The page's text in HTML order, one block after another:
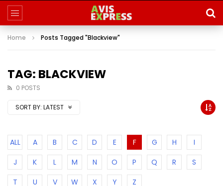
Home Posts Tagged "Blackview"
TAG: BLACKVIEW
0 POSTS
SORT BY: LATEST
ALL A B C D E F G H
I
J
K L M N O P Q R
S
T
U V W X Y Z